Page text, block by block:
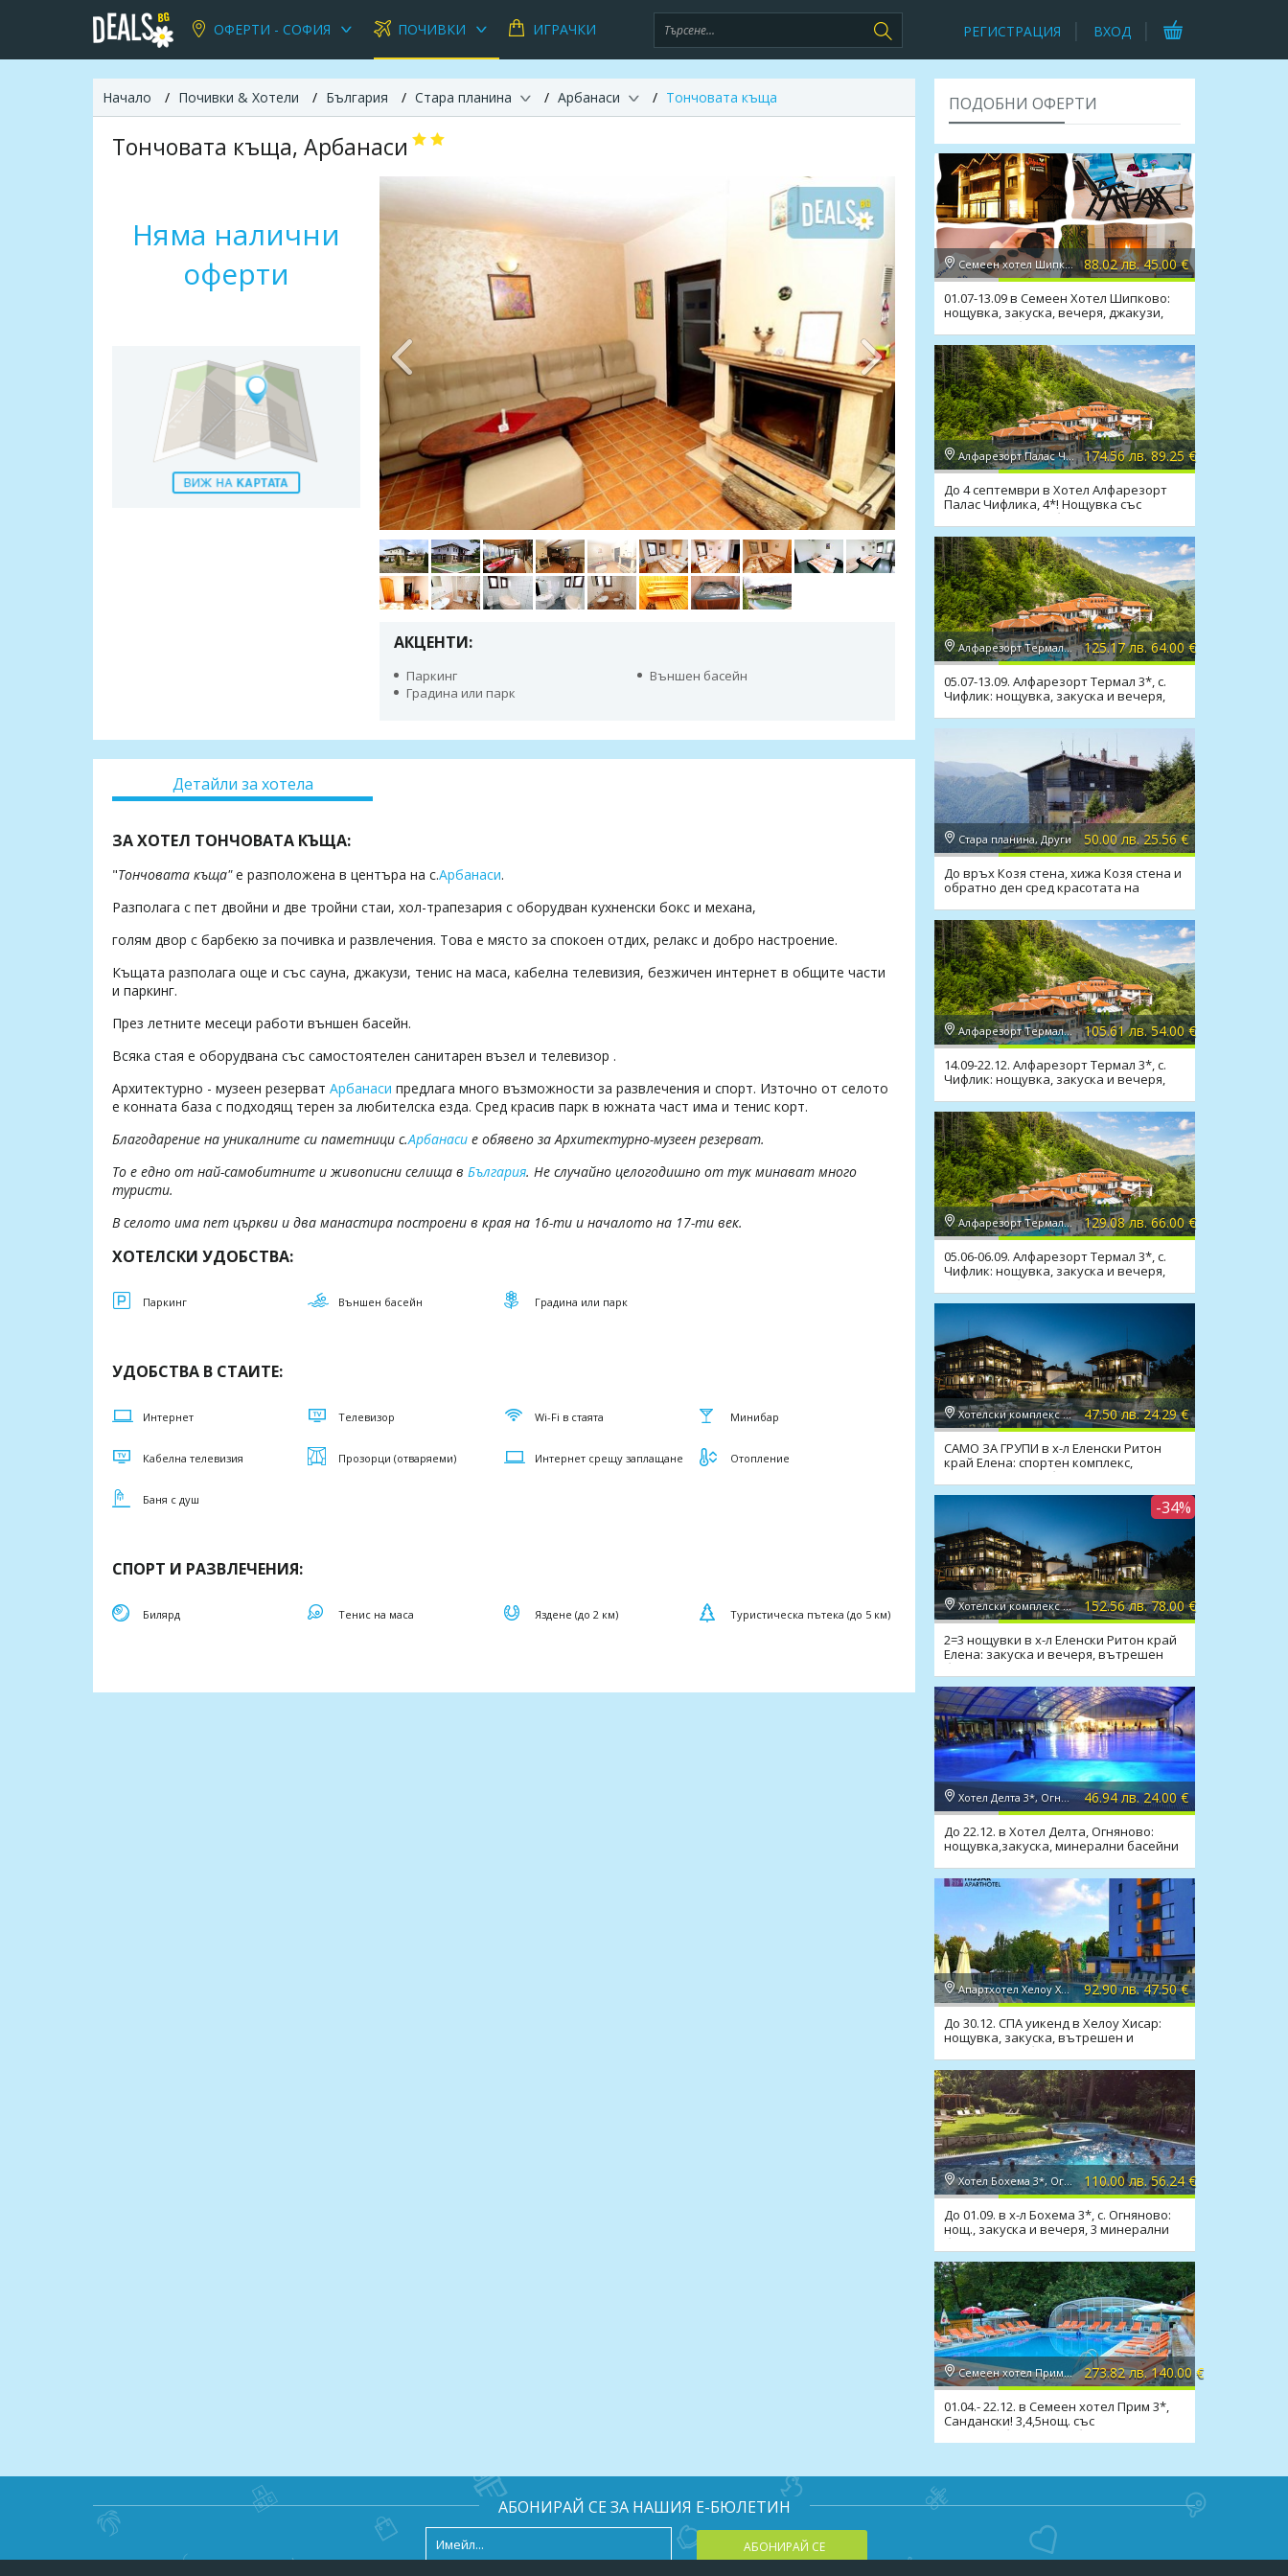
ОФЕРТИ - СОФИЯ ПОЧИВКИ ИГРАЧКИ РЕГИСТРАЦИЯ ВХОД
Начало Почивки & Хотели България Стара планина Арбанаси Тончовата къща
Тончовата къща, Арбанаси
АКЦЕНТИ:
Паркинг
Външен басейн
Градина или парк
Няма налични
оферти
Детайли за хотела
ЗА ХОТЕЛ ТОНЧОВАТА КЪЩА:
"Тончовата къща"е разположена в центъра на с.Арбанаси.
Разполага с пет двойни и две тройни стаи, хол-трапезария с оборудван кухненски бокс и механа,
голям двор с барбекю за почивка и развлечения. Това е място за спокоен отдих, релакс и добро настроение.
Къщата разполага още и със сауна, джакузи, тенис на маса, кабелна телевизия, безжичен интернет в общите части
и паркинг.
През летните месеци работи външен басейн.
Всяка стая е оборудвана със самостоятелен санитарен възел и телевизор .
Архитектурно - музеен резерват Арбанаси предлага много възможности за развлечения и спорт. Източно от селото
е конната база с подходящ терен за любителска езда. Сред красив парк в южната част има и тенис корт.
Благодарение на уникалните си паметници с.Арбанаси е обявено за Архитектурно-музеен резерват.
То е едно от най-самобитните и живописни селища в България. Не случайно целогодишно от тук минават много
туристи.
В селото има пет църкви и два манастира построени в края на 16-ти и началото на 17-ти век.
ХОТЕЛСКИ УДОБСТВА:
Паркинг Външен басейн Градина или парк
УДОБСТВА В СТАИТЕ:
Интернет Телевизор Wi-Fi в стаята Минибар
Кабелна телевизия Прозорци (отваряеми) Интернет срещу заплащане Отопление
Баня с душ
СПОРТ И РАЗВЛЕЧЕНИЯ:
Билярд Тенис на маса Яздене (до 2 км) Туристическа пътека (до 5 км)
ПОДОБНИ ОФЕРТИ
Семеен хотел Шипково 3*, с. Шипково 88.02 лв. 45.00 €
01.07-13.09 в Семеен Хотел Шипково:
нощувка, закуска, вечеря, джакузи,
сауна, мин. басейн
Алфарезорт Палас Чифлика 4*, Чифлик 174.56 лв. 89.25 €
До 4 септември в Хотел Алфарезорт
Палас Чифлика, 4*! Нощувка със
закуска и вечеря,басейни
Алфарезорт Термал "Чифлика" 3*, Чифлик 125.17 лв. 64.00 €
05.07-13.09. Алфарезорт Термал 3*, с.
Чифлик: нощувка, закуска и вечеря,
минераленбасейн
Стара планина, Други 50.00 лв. 25.56 €
До връх Козя стена, хижа Козя стена и
обратно ден сред красотата на
Алфарезорт Термал "Чифлика" 3*, Чифлик 105.61 лв. 54.00 €
14.09-22.12. Алфарезорт Термал 3*, с.
Чифлик: нощувка, закуска и вечеря,
минераленбасейн
Алфарезорт Термал "Чифлика" 3*, Чифлик 129.08 лв. 66.00 €
05.06-06.09. Алфарезорт Термал 3*, с.
Чифлик: нощувка, закуска и вечеря,
минераленбасейн
Хотелски комплекс Еленски Ритон 2*, Елена 47.50 лв. 24.29 €
САМО ЗА ГРУПИ в х-л Еленски Ритон
край Елена: спортен комплекс,
закуска, вечеря, басейни
-34%
Хотелски комплекс Еленски Ритон 2*, Елена 152.56 лв. 78.00 €
2=3 нощувки в х-л Еленски Ритон край
Елена: закуска и вечеря, вътрешен
басейн, СПА
Хотел Делта 3*, Огняново 46.94 лв. 24.00 €
До 22.12. в Хотел Делта, Огняново:
нощувка,закуска, минерални басейни
Апартхотел Хелоу Хисар 2*, Хисаря 92.90 лв. 47.50 €
До 30.12. СПА уикенд в Хелоу Хисар:
нощувка, закуска, вътрешен и
външен мин. басейн, СПА
Хотел Бохема 3*, Огняново 110.00 лв. 56.24 €
До 01.09. в х-л Бохема 3*, с. Огняново:
нощ., закуска и вечеря, 3 минерални
басейна, СПА
Семеен хотел Прим 3*, Сандански 273.82 лв. 140.00 €
01.04.- 22.12. в Семеен хотел Прим 3*,
Сандански! 3,4,5нощ. със
закуска,обяд,вечеря,басейн
АБОНИРАЙ СЕ ЗА НАШИЯ Е-БЮЛЕТИН
АБОНИРАЙ СЕ